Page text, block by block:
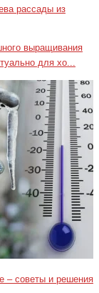
рассады из
выращивания
для хо...
– советы и решения